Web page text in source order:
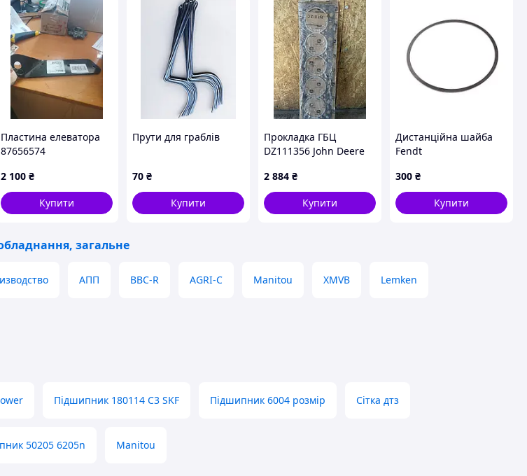
Пластина елеватора
87656574
2 100 ₴
Купити
Прути для граблів
70 ₴
Купити
Прокладка ГБЦ
DZ111356 John Deere
2 884 ₴
Купити
Дистанційна шайба
Fendt
300 ₴
Купити
загальне
АПП BBC-R AGRI-C Manitou XMVB Lemken
Підшипник 180114 C3 SKF Підшипник 6004 розмір Сітка дтз
50205 6205n Manitou